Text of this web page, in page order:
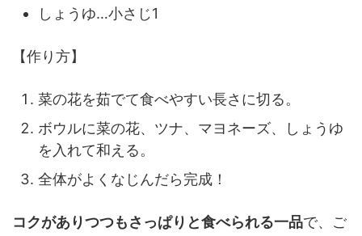
しょうゆ…小さじ1
【作り方】
菜の花を茹でて食べやすい長さに切る。
ボウルに菜の花、ツナ、マヨネーズ、しょうゆ
を入れて和える。
全体がよくなじんだら完成！
コクがありつつもさっぱりと食べられる一品で、ご